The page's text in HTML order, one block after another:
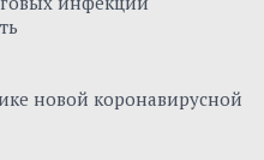
новой коронавирусной